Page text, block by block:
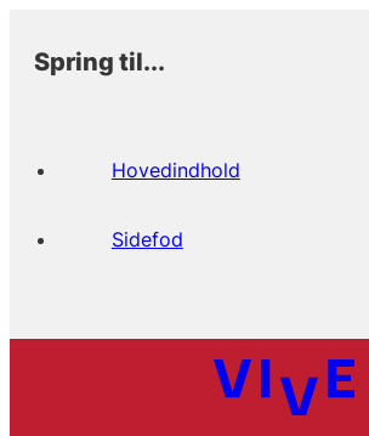
Spring til...
Hovedindhold
Sidefod